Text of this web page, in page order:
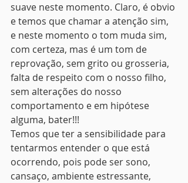
suave neste momento. Claro, é obvio
e temos que chamar a atenção sim,
e neste momento o tom muda sim,
com certeza, mas é um tom de
reprovação, sem grito ou grosseria,
falta de respeito com o nosso filho,
sem alterações do nosso
comportamento e em hipótese
alguma, bater!!!
Temos que ter a sensibilidade para
tentarmos entender o que está
ocorrendo, pois pode ser sono,
cansaço, ambiente estressante,